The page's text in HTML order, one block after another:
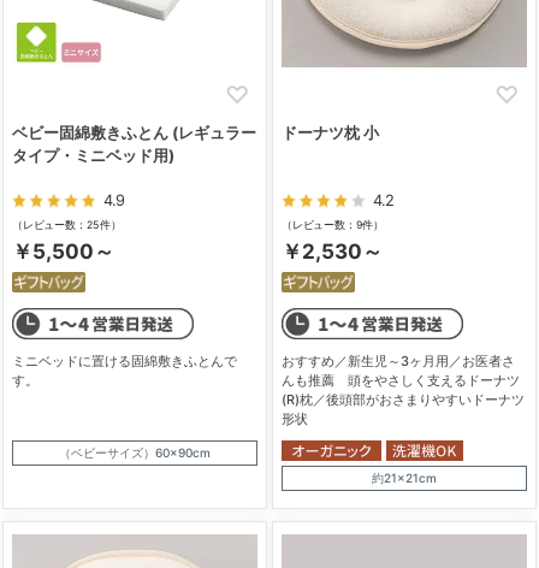
ベビー固綿敷きふとん (レギュラー
タイプ・ミニベッド用)
4.9
（レビュー数：25件）
￥5,500～
ミニベッドに置ける固綿敷きふとんで
す。
（ベビーサイズ）60×90cm
ドーナツ枕 小
4.2
（レビュー数：9件）
￥2,530～
おすすめ／新生児～3ヶ月用／お医者さ
んも推薦 頭をやさしく支えるドーナツ
(R)枕／後頭部がおさまりやすいドーナツ
形状
約21×21cm